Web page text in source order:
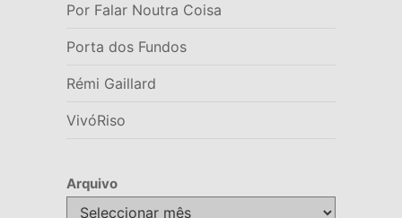
Por Falar Noutra Coisa
Porta dos Fundos
Rémi Gaillard
VivóRiso
Arquivo
Arquivo